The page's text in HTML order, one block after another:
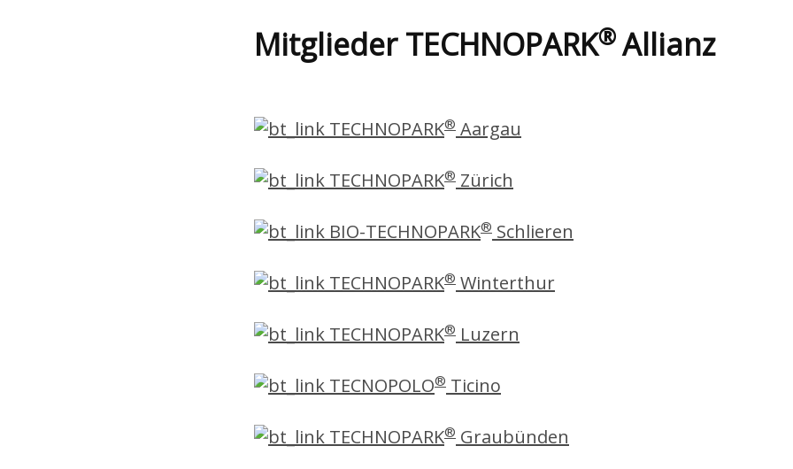
Mitglieder TECHNOPARK® Allianz
TECHNOPARK® Aargau
TECHNOPARK® Zürich
BIO-TECHNOPARK® Schlieren
TECHNOPARK® Winterthur
TECHNOPARK® Luzern
TECNOPOLO® Ticino
TECHNOPARK® Graubünden